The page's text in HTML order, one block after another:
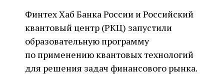
Финтех Хаб Банка России и Российский
квантовый центр (РКЦ) запустили
образовательную программу
по применению квантовых технологий
для решения задач финансового рынка.